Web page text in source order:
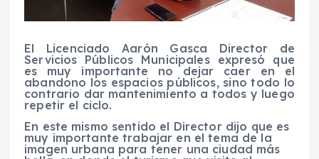
El Licenciado Aarón Gasca Director de
Servicios Públicos Municipales expresó que
es muy importante no dejar caer en el
abandono los espacios públicos, sino todo lo
contrario dar mantenimiento a todos y luego
repetir el ciclo.
En este mismo sentido el Director dijo que es
muy importante trabajar en el tema de la
imagen urbana para tener una ciudad más